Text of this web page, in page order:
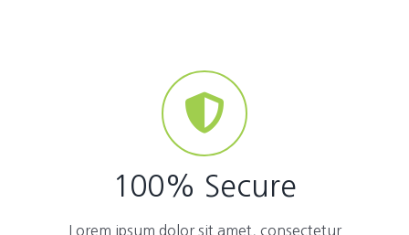
100% Secure
Lorem ipsum dolor sit amet, consectetur